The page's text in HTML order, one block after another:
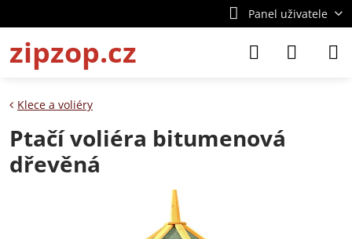
Panel uživatele
zipzop.cz
Klece a voliéry
Ptačí voliéra bitumenová
dřevěná